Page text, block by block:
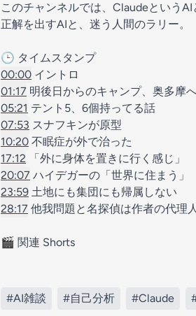
このチャンネルでは、ClaudeというAI
正解を出すAIと、迷う人間のラリー。
🕒 タイムスタンプ
00:00 イントロ
01:17 明後日からのキャンプ、奥多摩
05:21 テント5、6個持ってる話
07:53 スナフキンが原型
10:20 不眠症が外で治った
17:12 「外に身体を置きに行く感じ」
20:07 ハイデガーの「世界に住まう」
23:59 土地にも集団にも帰属しない
28:17 他我問題と名探偵は作者の代理
🎬 関連 Shorts
#AI雑談 #自己分析 #Claude